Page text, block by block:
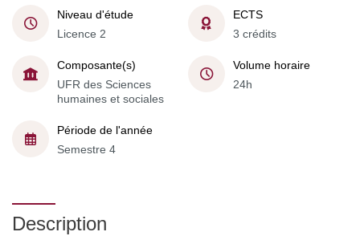
Niveau d'étude
Licence 2
ECTS
3 crédits
Composante(s)
UFR des Sciences
humaines et sociales
Volume horaire
24h
Période de l'année
Semestre 4
Description